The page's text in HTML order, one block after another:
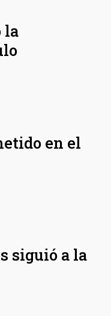
la
en el
siguió a la